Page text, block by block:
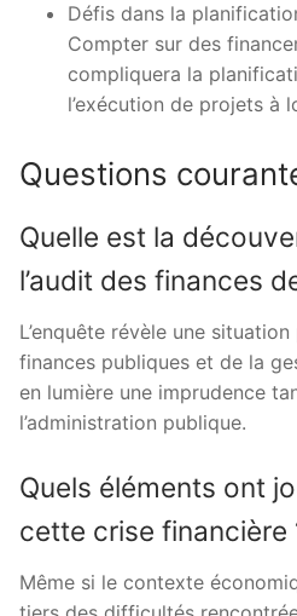
Défis dans la
Compter sur des
compliquera la
l’exécution de projets à
Questions
Quelle est la
l’audit des finances
L’enquête révèle une
finances publiques et de la
en lumière une imprudence
l’administration publique.
Quels éléments ont
cette crise financière
Même si le contexte